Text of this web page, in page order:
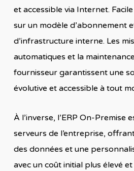
et accessible via Internet.
sur un modèle d’abonnement
d’infrastructure interne. Les
automatiques et la
fournisseur garantissent une
évolutive et accessible à tout
À l’inverse, l’ERP On-Premise
serveurs de l’entreprise,
des données et une
avec un coût initial plus élevé